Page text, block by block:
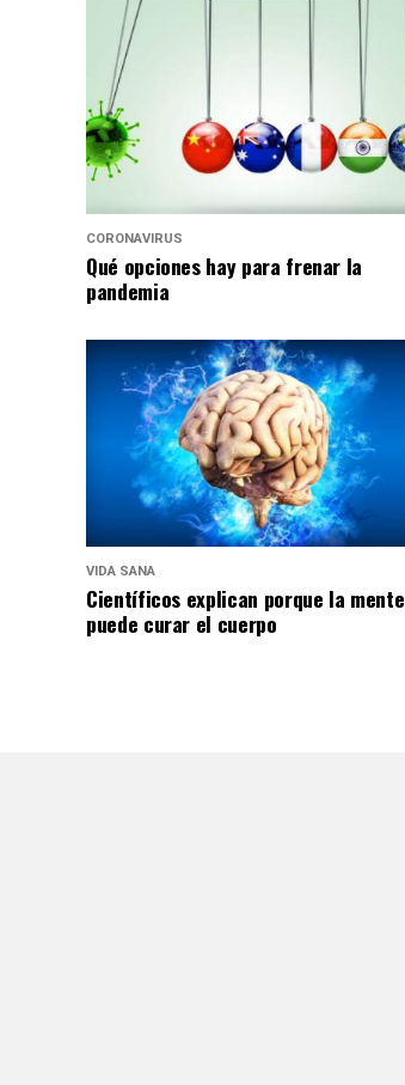
CORONAVIRUS
Qué opciones hay para frenar la
pandemia
VIDA SANA
Científicos explican porque la mente
puede curar el cuerpo